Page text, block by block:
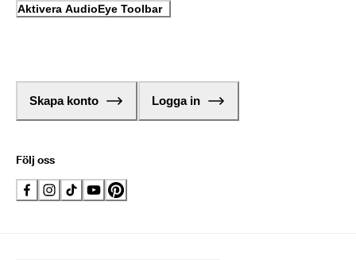
Aktivera AudioEye Toolbar
Skapa konto Logga in
Följ oss